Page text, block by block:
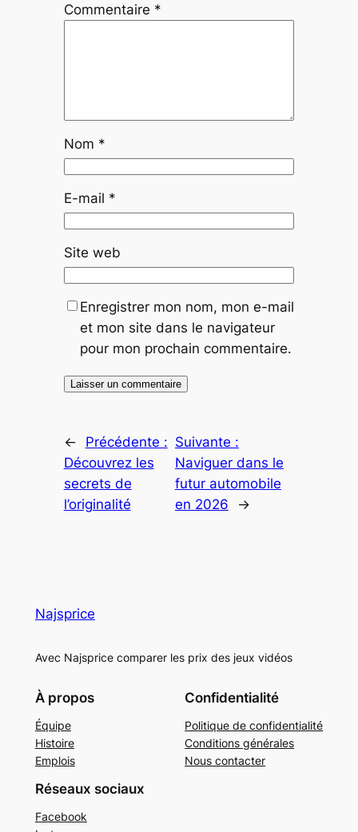
Commentaire *
Nom *
E-mail *
Site web
Enregistrer mon nom, mon e-mail
et mon site dans le navigateur
pour mon prochain commentaire.
←
Précédente :
Découvrez les
secrets de
l’originalité
Suivante :
Naviguer dans le
futur automobile
en 2026
→
Najsprice
Avec Najsprice comparer les prix des jeux vidéos
À propos
Équipe
Histoire
Emplois
Confidentialité
Politique de confidentialité
Conditions générales
Nous contacter
Réseaux sociaux
Facebook